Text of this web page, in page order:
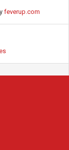
y feverup.com